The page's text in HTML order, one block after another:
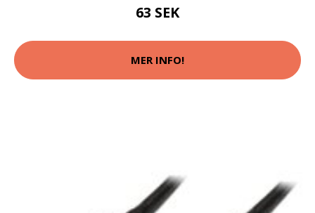
63 SEK
MER INFO!